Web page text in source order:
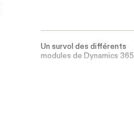
Un survol des différents
modules de Dynamics 365